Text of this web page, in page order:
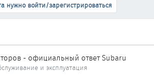
нужно войти/зарегистрироваться
- официальный ответ Subaru
и эксплуатация